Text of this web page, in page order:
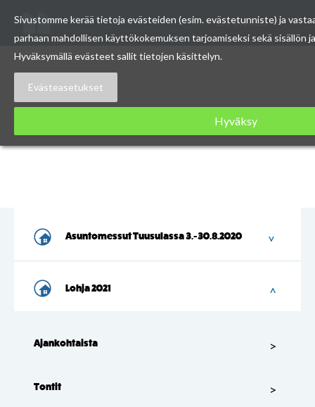
Skip
content
Etsi
sivustolta
Asuntomessut
Asuntomessut Tuusulassa 3.-30.8.2020
Lohja 2021
Ajankohtaista
Tontit
Sivustomme kerää tietoja evästeiden (esim. evästetunniste) ja
parhaan mahdollisen käyttökokemuksen tarjoamiseksi sekä sisällön
Hyväksymällä evästeet sallit tietojen käsittelyn.
Evästeasetukset
Hyväksy